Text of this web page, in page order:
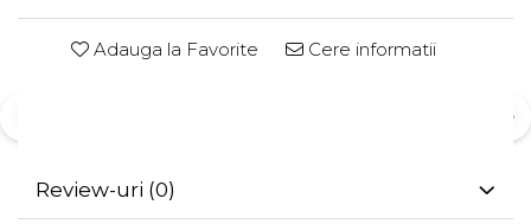
Adauga la Favorite Cere informatii
Review-uri (0)